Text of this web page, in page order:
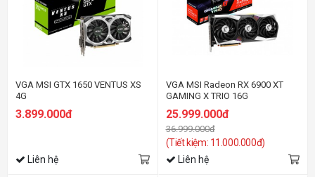
VGA MSI GTX 1650 VENTUS XS
4G
3.899.000đ
Liên hệ
VGA MSI Radeon RX 6900 XT
GAMING X TRIO 16G
25.999.000đ
36.999.000đ
(Tiết kiệm: 11.000.000đ)
Liên hệ